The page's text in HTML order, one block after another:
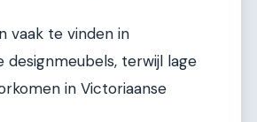
vaak te vinden in
designmeubels, terwijl lage
in Victoriaanse